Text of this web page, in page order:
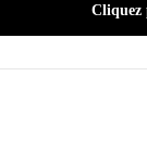
Cliquez